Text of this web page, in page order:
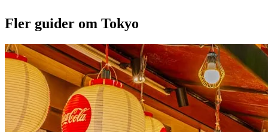
Fler guider om Tokyo